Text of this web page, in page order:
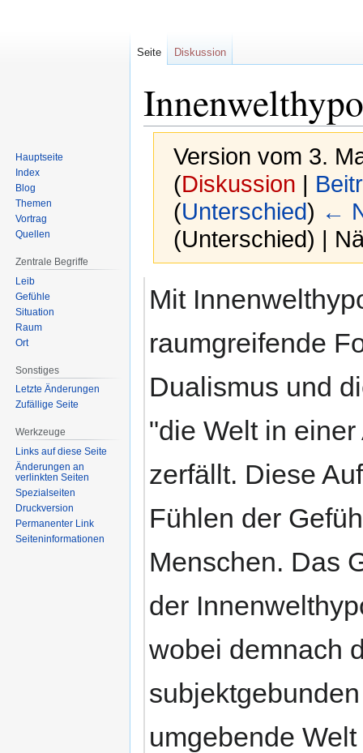
Version vom 3.
(Diskussion |
(Unterschied) ←
(Unterschied) |
Navigation
Suche
Mit
raumgreifende
Dualismus und
"die Welt in
zerfällt. Diese
Fühlen der
Menschen. Das
der
wobei demnach
umgebende
Seite Diskussion
Hauptseite
Index
Blog
Themen
Vortrag
Quellen
Zentrale Begriffe
Leib
Gefühle
Situation
Raum
Ort
Sonstiges
Letzte Änderungen
Zufällige Seite
Werkzeuge
Links auf diese Seite
Änderungen an
verlinkten Seiten
Spezialseiten
Druckversion
Permanenter Link
Seiten­informationen